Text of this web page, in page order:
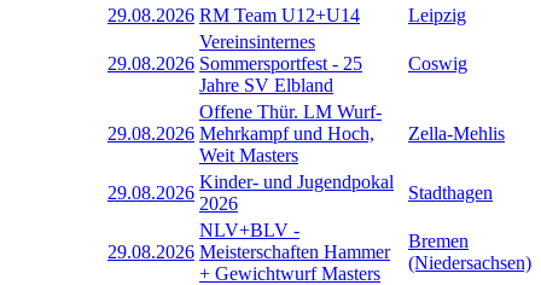
29.08.2026 RM Team U12+U14 Leipzig
29.08.2026
Vereinsinternes
Sommersportfest - 25
Jahre SV Elbland
Coswig
29.08.2026
Offene Thür. LM Wurf-
Mehrkampf und Hoch,
Weit Masters
Zella-Mehlis
29.08.2026
Kinder- und Jugendpokal
2026
Stadthagen
29.08.2026
NLV+BLV -
Meisterschaften Hammer
+ Gewichtwurf Masters
Bremen
(Niedersachsen)